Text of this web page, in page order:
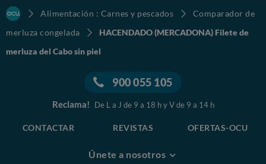
Alimentación : Carnes y pescados
Comparador de
merluza congelada
HACENDADO (MERCADONA) Filete de
merluza del Cabo sin piel
900 055 105
Reclama! De L a J de 9 a 18 h y V de 9 a 14 h
CONTACTAR REVISTAS OFERTAS-OCU
Únete a nosotros